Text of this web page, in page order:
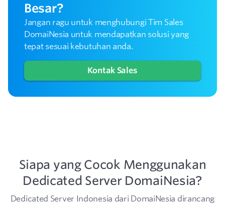
Besar?
Jangan ragu untuk menghubungi Tim Sales
DomaiNesia untuk mendapatkan solusi yang
tepat sesuai kebutuhan anda.
Kontak Sales
Siapa yang Cocok Menggunakan
Dedicated Server DomaiNesia?
Dedicated Server Indonesia dari DomaiNesia dirancang